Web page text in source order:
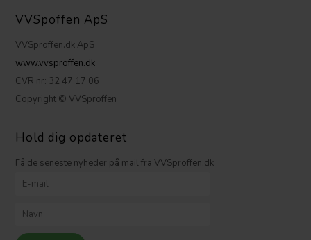
VVSpoffen ApS
VVSproffen.dk ApS
www.vvsproffen.dk
CVR nr: 32 47 17 06
Copyright © VVSproffen
Hold dig opdateret
Få de seneste nyheder på mail fra VVSproffen.dk